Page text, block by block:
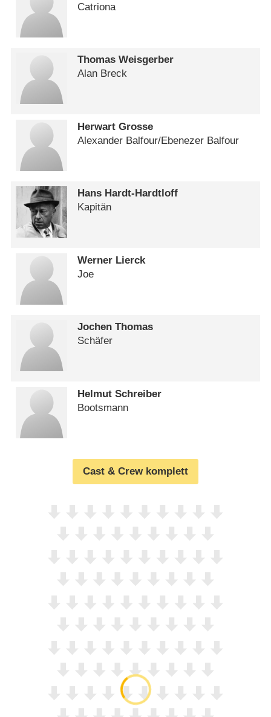
Catriona
Thomas Weisgerber
Alan Breck
Herwart Grosse
Alexander Balfour/​Ebenezer Balfour
Hans Hardt-Hardtloff
Kapitän
Werner Lierck
Joe
Jochen Thomas
Schäfer
Helmut Schreiber
Bootsmann
Cast & Crew komplett